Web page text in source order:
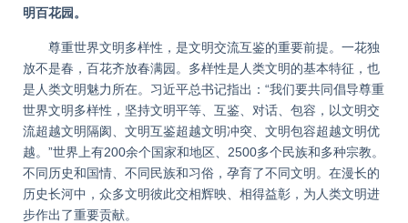
明百花园。
尊重世界文明多样性，是文明交流互鉴的重要前提。一花独
放不是春，百花齐放春满园。多样性是人类文明的基本特征，也
是人类文明魅力所在。习近平总书记指出：“我们要共同倡导尊重
世界文明多样性，坚持文明平等、互鉴、对话、包容，以文明交
流超越文明隔阂、文明互鉴超越文明冲突、文明包容超越文明优
越。”世界上有200余个国家和地区、2500多个民族和多种宗教。
不同历史和国情、不同民族和习俗，孕育了不同文明。在漫长的
历史长河中，众多文明彼此交相辉映、相得益彰，为人类文明进
步作出了重要贡献。